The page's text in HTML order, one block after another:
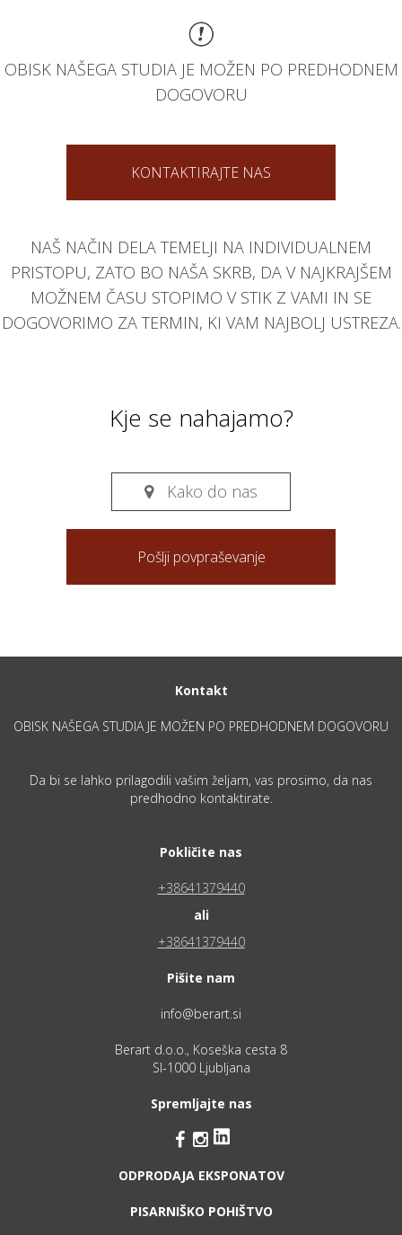
OBISK NAŠEGA STUDIA JE MOŽEN PO PREDHODNEM
DOGOVORU
KONTAKTIRAJTE NAS
NAŠ NAČIN DELA TEMELJI NA INDIVIDUALNEM
PRISTOPU, ZATO BO NAŠA SKRB, DA V NAJKRAJŠEM
MOŽNEM ČASU STOPIMO V STIK Z VAMI IN SE
DOGOVORIMO ZA TERMIN, KI VAM NAJBOLJ USTREZA.
Kje se nahajamo?
 Kako do nas
Pošlji povpraševanje
Kontakt
OBISK NAŠEGA STUDIA JE MOŽEN PO PREDHODNEM DOGOVORU
Da bi se lahko prilagodili vašim željam, vas prosimo, da nas
predhodno kontaktirate.
Pokličite nas
+38641379440
ali
+38641379440
Pišite nam
info@berart.si
Berart d.o.o., Koseška cesta 8
SI-1000 Ljubljana
Spremljajte nas
 
ODPRODAJA EKSPONATOV
PISARNIŠKO POHIŠTVO